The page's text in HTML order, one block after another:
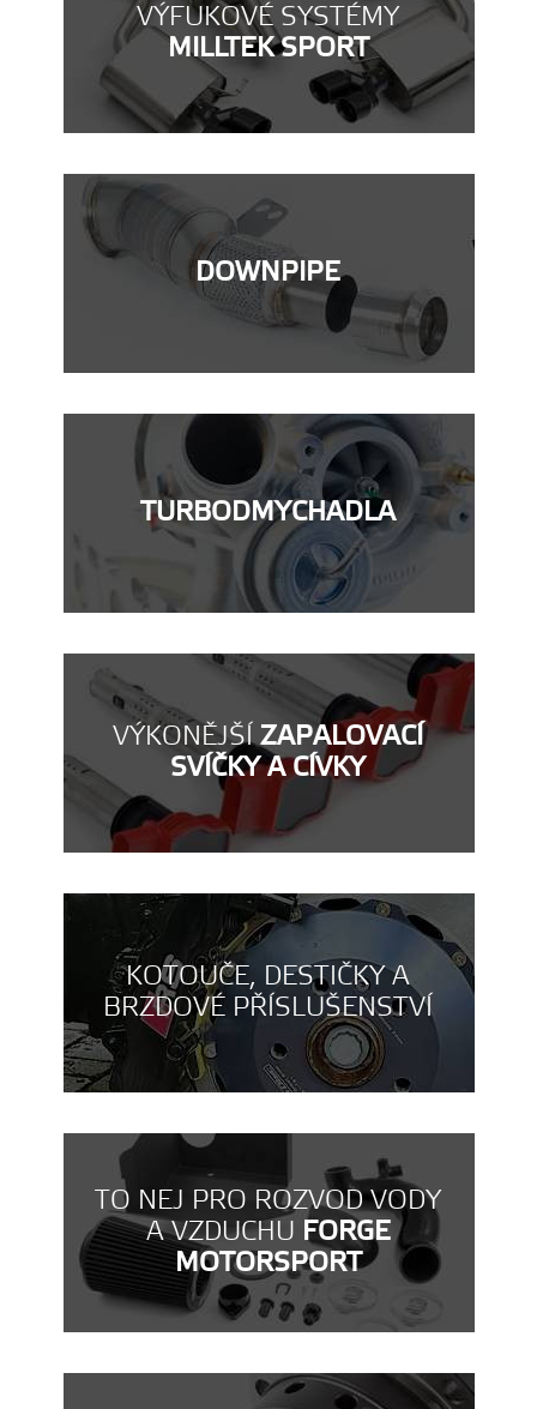
VÝFUKOVÉ SYSTÉMY
MILLTEK SPORT
DOWNPIPE
TURBODMYCHADLA
VÝKONĚJŠÍZAPALOVACÍ
SVÍČKY A CÍVKY
KOTOUČE, DESTIČKY A
BRZDOVÉ PŘÍSLUŠENSTVÍ
TO NEJ PRO ROZVOD VODY
A VZDUCHU FORGE
MOTORSPORT